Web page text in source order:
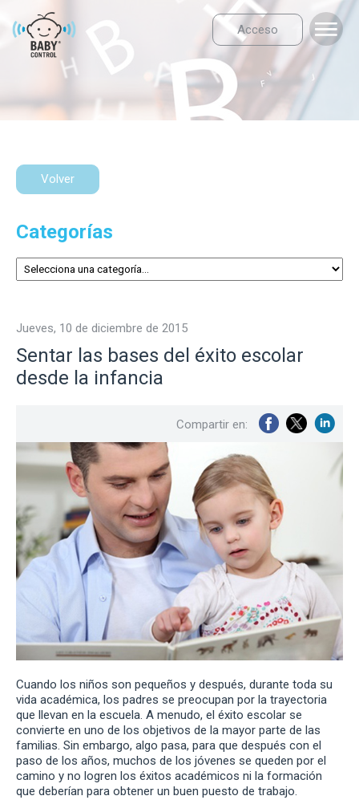
Acceso
Volver
Categorías
jueves, 10 de diciembre de 2015
Sentar las bases del éxito escolar
desde la infancia
Compartir en:
Cuando los niños son pequeños y después, durante toda su
vida académica, los padres se preocupan por la trayectoria
que llevan en la escuela. A menudo, el éxito escolar se
convierte en uno de los objetivos de la mayor parte de las
familias. Sin embargo, algo pasa, para que después con el
paso de los años, muchos de los jóvenes se queden por el
camino y no logren los éxitos académicos ni la formación
que deberían para obtener un buen puesto de trabajo.